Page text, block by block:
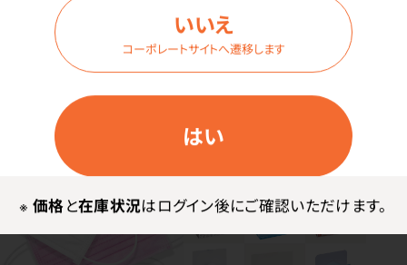
はい
いいえ
コーポレートサイトへ遷移します
※ 価格と在庫状況はログイン後にご確認いただけます。
さ12.0cm
●コンパクトサイズ：大容量ケースサイズ／縦50.0×横
25.5×高さ21.0cm 小箱サイズ／縦9.5×横18.0×高
さ12.0cm